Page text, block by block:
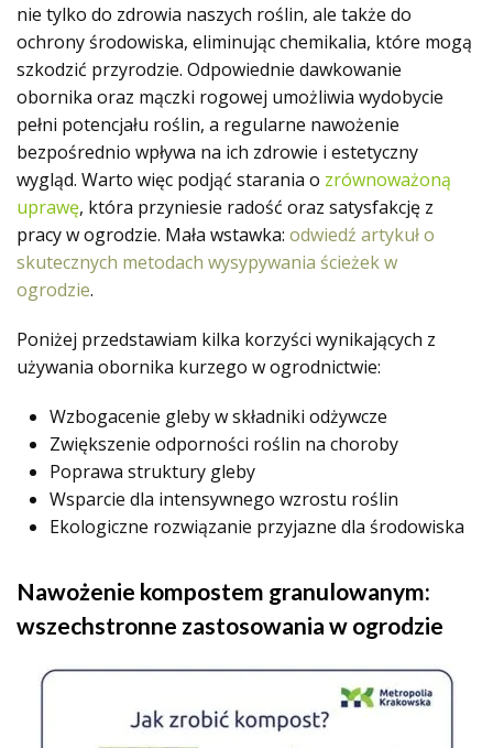
nie tylko do zdrowia naszych roślin, ale także do
ochrony środowiska, eliminując chemikalia, które mogą
szkodzić przyrodzie. Odpowiednie dawkowanie
obornika oraz mączki rogowej umożliwia wydobycie
pełni potencjału roślin, a regularne nawożenie
bezpośrednio wpływa na ich zdrowie i estetyczny
wygląd. Warto więc podjąć starania o zrównoważoną
uprawę, która przyniesie radość oraz satysfakcję z
pracy w ogrodzie. Mała wstawka: odwiedź artykuł o
skutecznych metodach wysypywania ścieżek w
ogrodzie.
Poniżej przedstawiam kilka korzyści wynikających z
używania obornika kurzego w ogrodnictwie:
Wzbogacenie gleby w składniki odżywcze
Zwiększenie odporności roślin na choroby
Poprawa struktury gleby
Wsparcie dla intensywnego wzrostu roślin
Ekologiczne rozwiązanie przyjazne dla środowiska
Nawożenie kompostem granulowanym:
wszechstronne zastosowania w ogrodzie